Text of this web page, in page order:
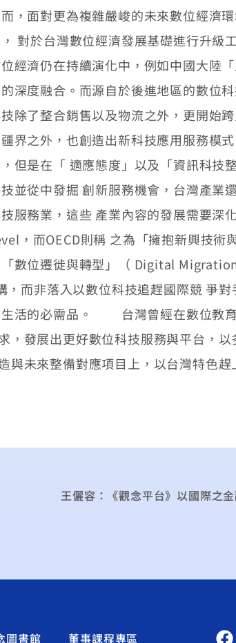
，面對更為複雜嚴峻的未來數位經濟
對於台灣數位經濟發展基礎進行升級
濟仍在持續演化中，例如中國大陸「
深度融合。而源自於後進地區的數位
除了整合銷售以及物流之外，更開始
界之外，也創造出新科技應用服務模
是在「 適應態度」以及「資訊科技整
並從中發掘 創新服務機會，台灣產業
服務業，這些 產業內容的發展需要深
，而OECD則稱 之為「擁抱新興技術
「數位遷徙與轉型」（ Digital
而非落入以數位科技追趕國際競 爭對
生活的必需品。 台灣曾經在數位教
發展出更好數位科技服務與平台，
未來整備對應項目上，以台灣特色趕
王儷容：《觀念平台》以國際之
圖書館 董事課程專區